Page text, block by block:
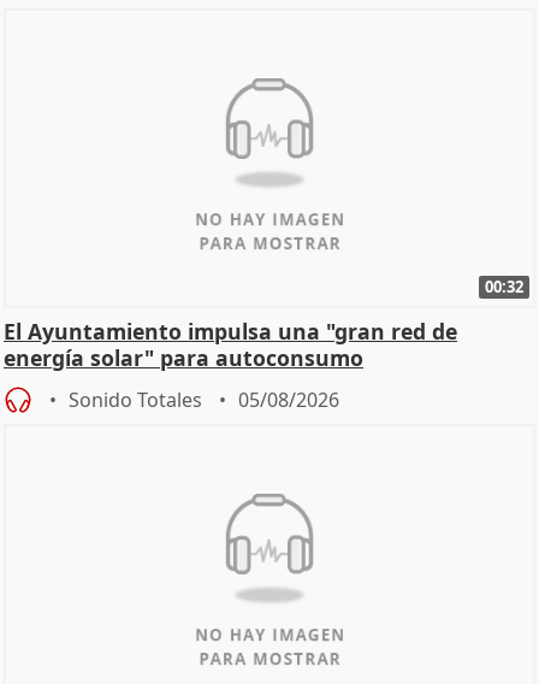
00:32
El Ayuntamiento impulsa una "gran red de
energía solar" para autoconsumo
Sonido Totales 05/08/2026